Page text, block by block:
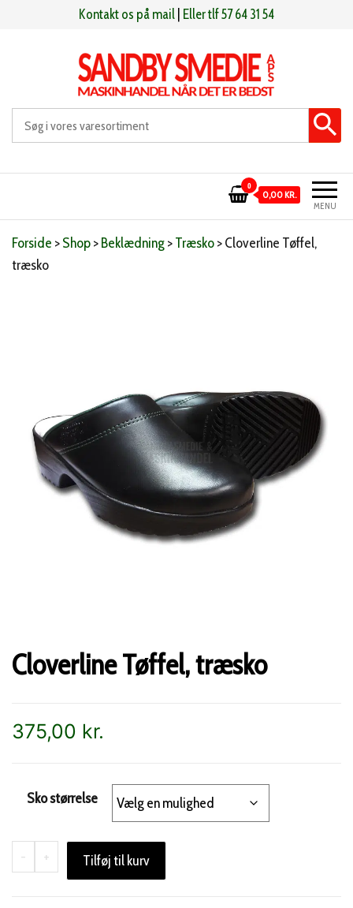
Kontakt os på mail Eller tlf 57 64 31 54
Sandby smeden Maskinhandel når det er bedst
MENU
0
0,00 KR.
Forside >Shop>Beklædning>Træsko>Cloverline Tøffel,
træsko
Cloverline Tøffel, træsko
375,00 kr.
Sko størrelse
-
Cloverline
Tøffel,
+ Tilføj til kurv